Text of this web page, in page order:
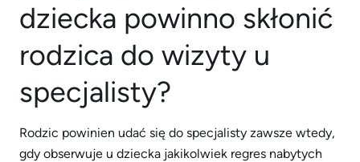
dziecka powinno skłonić
rodzica do wizyty u
specjalisty?
Rodzic powinien udać się do specjalisty zawsze wtedy,
gdy obserwuje u dziecka jakikolwiek regres nabytych